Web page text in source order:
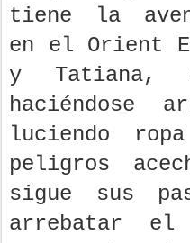
tiene la
en el Orient
y Tatiana,
haciéndose
luciendo
peligros
sigue sus
arrebatar el